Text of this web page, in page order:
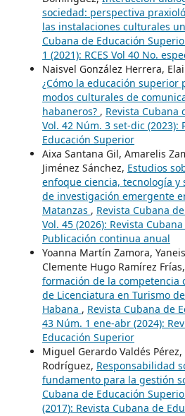
sociedad: perspectiva
las instalaciones culturales
Cubana de Educación
1 (2021): RCES Vol 40 No.
Naisvel González Herrera,
¿Cómo la educación superior
modos culturales de
habaneros? , Revista Cubana
Vol. 42 Núm. 3 set-dic (2023):
Educación Superior
Aixa Santana Gil, Amarelis
Jiménez Sánchez, Estudios
enfoque ciencia, tecnología y
de investigación emergente
Matanzas , Revista Cubana
Vol. 45 (2026): Revista
Publicación continua anual
Yoanna Martín Zamora,
Clemente Hugo Ramírez Frías,
formación de la competencia
de Licenciatura en Turismo
Habana , Revista Cubana de
43 Núm. 1 ene-abr (2024):
Educación Superior
Miguel Gerardo Valdés Pérez,
Rodríguez, Responsabilidad
fundamento para la gestión
Cubana de Educación
(2017): Revista Cubana de